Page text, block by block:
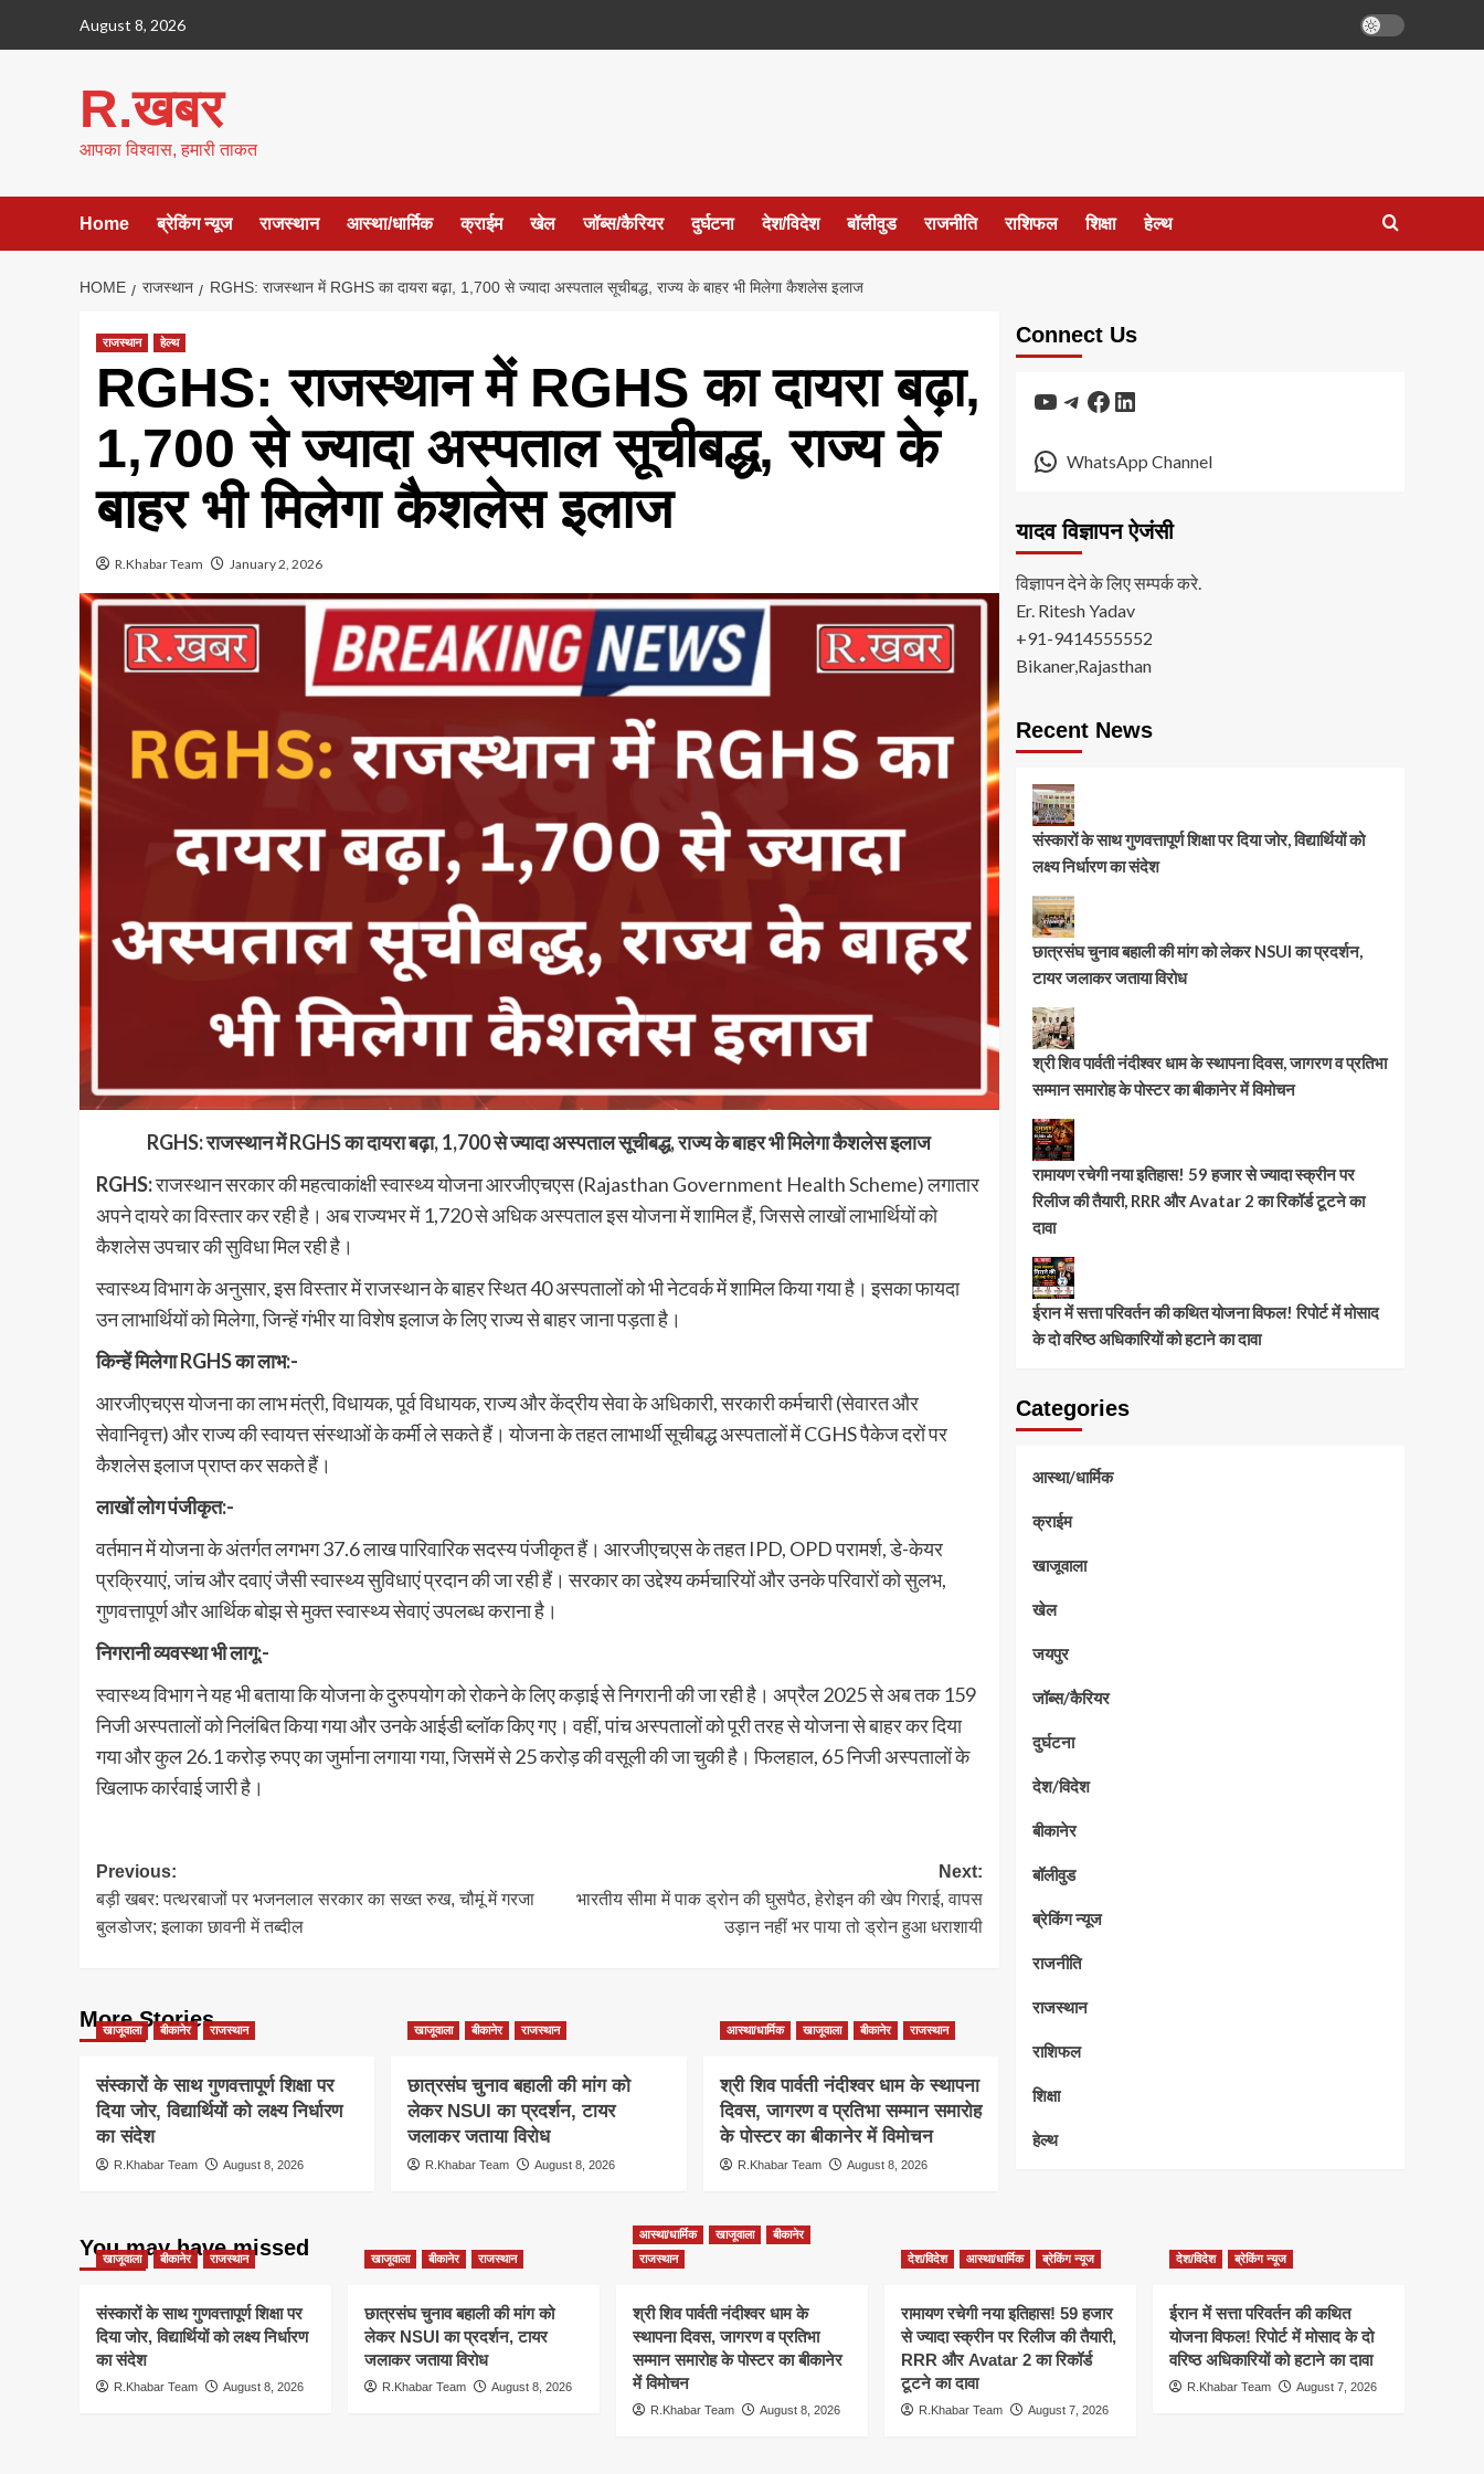
August 8, 2026
R.खबर
आपका विश्वास, हमारी ताकत
Home ब्रेकिंग न्यूज राजस्थान आस्था/धार्मिक क्राईम खेल जॉब्स/कैरियर दुर्घटना देश/विदेश बॉलीवुड राजनीति राशिफल शिक्षा हेल्थ
HOME राजस्थान RGHS: राजस्थान में RGHS का दायरा बढ़ा, 1,700 से ज्यादा अस्पताल सूचीबद्ध, राज्य के बाहर भी मिलेगा कैशलेस इलाज
राजस्थान हेल्थ
RGHS: राजस्थान में RGHS का दायरा बढ़ा,
1,700 से ज्यादा अस्पताल सूचीबद्ध, राज्य के
बाहर भी मिलेगा कैशलेस इलाज
R.Khabar Team January 2, 2026
RGHS: राजस्थान में RGHS का दायरा बढ़ा, 1,700 से ज्यादा अस्पताल सूचीबद्ध, राज्य के बाहर भी मिलेगा कैशलेस इलाज
RGHS:राजस्थान सरकार की महत्वाकांक्षी स्वास्थ्य योजना आरजीएचएस (Rajasthan Government Health Scheme) लगातार
अपने दायरे का विस्तार कर रही है। अब राज्यभर में 1,720 से अधिक अस्पताल इस योजना में शामिल हैं, जिससे लाखों लाभार्थियों को
कैशलेस उपचार की सुविधा मिल रही है।
स्वास्थ्य विभाग के अनुसार, इस विस्तार में राजस्थान के बाहर स्थित 40 अस्पतालों को भी नेटवर्क में शामिल किया गया है। इसका फायदा
उन लाभार्थियों को मिलेगा, जिन्हें गंभीर या विशेष इलाज के लिए राज्य से बाहर जाना पड़ता है।
किन्हें मिलेगा RGHS का लाभ:-
आरजीएचएस योजना का लाभ मंत्री, विधायक, पूर्व विधायक, राज्य और केंद्रीय सेवा के अधिकारी, सरकारी कर्मचारी (सेवारत और
सेवानिवृत्त) और राज्य की स्वायत्त संस्थाओं के कर्मी ले सकते हैं। योजना के तहत लाभार्थी सूचीबद्ध अस्पतालों में CGHS पैकेज दरों पर
कैशलेस इलाज प्राप्त कर सकते हैं।
लाखों लोग पंजीकृत:-
वर्तमान में योजना के अंतर्गत लगभग 37.6 लाख पारिवारिक सदस्य पंजीकृत हैं। आरजीएचएस के तहत IPD, OPD परामर्श, डे-केयर
प्रक्रियाएं, जांच और दवाएं जैसी स्वास्थ्य सुविधाएं प्रदान की जा रही हैं। सरकार का उद्देश्य कर्मचारियों और उनके परिवारों को सुलभ,
गुणवत्तापूर्ण और आर्थिक बोझ से मुक्त स्वास्थ्य सेवाएं उपलब्ध कराना है।
निगरानी व्यवस्था भी लागू:-
स्वास्थ्य विभाग ने यह भी बताया कि योजना के दुरुपयोग को रोकने के लिए कड़ाई से निगरानी की जा रही है। अप्रैल 2025 से अब तक 159
निजी अस्पतालों को निलंबित किया गया और उनके आईडी ब्लॉक किए गए। वहीं, पांच अस्पतालों को पूरी तरह से योजना से बाहर कर दिया
गया और कुल 26.1 करोड़ रुपए का जुर्माना लगाया गया, जिसमें से 25 करोड़ की वसूली की जा चुकी है। फिलहाल, 65 निजी अस्पतालों के
खिलाफ कार्रवाई जारी है।
Post
navigation
Previous:
बड़ी खबर: पत्थरबाजों पर भजनलाल सरकार का सख्त रुख, चौमूं में गरजा
बुलडोजर; इलाका छावनी में तब्दील
Next:
भारतीय सीमा में पाक ड्रोन की घुसपैठ, हेरोइन की खेप गिराई, वापस
उड़ान नहीं भर पाया तो ड्रोन हुआ धराशायी
More Stories
खाजूवाला बीकानेर राजस्थान
संस्कारों के साथ गुणवत्तापूर्ण शिक्षा पर
दिया जोर, विद्यार्थियों को लक्ष्य निर्धारण
का संदेश
R.Khabar Team August 8, 2026
खाजूवाला बीकानेर राजस्थान
छात्रसंघ चुनाव बहाली की मांग को
लेकर NSUI का प्रदर्शन, टायर
जलाकर जताया विरोध
R.Khabar Team August 8, 2026
आस्था/धार्मिक खाजूवाला बीकानेर राजस्थान
श्री शिव पार्वती नंदीश्वर धाम के स्थापना
दिवस, जागरण व प्रतिभा सम्मान समारोह
के पोस्टर का बीकानेर में विमोचन
R.Khabar Team August 8, 2026
Connect Us
YouTube
Telegram
Facebook
LinkedIn
WhatsApp Channel
यादव विज्ञापन ऐजंसी
विज्ञापन देने के लिए सम्पर्क करे.
Er. Ritesh Yadav
+91-9414555552
Bikaner,Rajasthan
Recent News
संस्कारों के साथ गुणवत्तापूर्ण शिक्षा पर दिया जोर, विद्यार्थियों को
लक्ष्य निर्धारण का संदेश
छात्रसंघ चुनाव बहाली की मांग को लेकर NSUI का प्रदर्शन,
टायर जलाकर जताया विरोध
श्री शिव पार्वती नंदीश्वर धाम के स्थापना दिवस, जागरण व प्रतिभा
सम्मान समारोह के पोस्टर का बीकानेर में विमोचन
रामायण रचेगी नया इतिहास! 59 हजार से ज्यादा स्क्रीन पर
रिलीज की तैयारी, RRR और Avatar 2 का रिकॉर्ड टूटने का
दावा
ईरान में सत्ता परिवर्तन की कथित योजना विफल! रिपोर्ट में मोसाद
के दो वरिष्ठ अधिकारियों को हटाने का दावा
Categories
आस्था/धार्मिक
क्राईम
खाजूवाला
खेल
जयपुर
जॉब्स/कैरियर
दुर्घटना
देश/विदेश
बीकानेर
बॉलीवुड
ब्रेकिंग न्यूज
राजनीति
राजस्थान
राशिफल
शिक्षा
हेल्थ
You may have missed
खाजूवाला बीकानेर राजस्थान
संस्कारों के साथ गुणवत्तापूर्ण शिक्षा पर
दिया जोर, विद्यार्थियों को लक्ष्य निर्धारण
का संदेश
R.Khabar Team August 8, 2026
खाजूवाला बीकानेर राजस्थान
छात्रसंघ चुनाव बहाली की मांग को
लेकर NSUI का प्रदर्शन, टायर
जलाकर जताया विरोध
R.Khabar Team August 8, 2026
आस्था/धार्मिक खाजूवाला
बीकानेर
राजस्थान
श्री शिव पार्वती नंदीश्वर धाम के
स्थापना दिवस, जागरण व प्रतिभा
सम्मान समारोह के पोस्टर का बीकानेर
में विमोचन
R.Khabar Team August 8, 2026
देश/विदेश आस्था/धार्मिक ब्रेकिंग न्यूज
रामायण रचेगी नया इतिहास! 59 हजार
से ज्यादा स्क्रीन पर रिलीज की तैयारी,
RRR और Avatar 2 का रिकॉर्ड
टूटने का दावा
R.Khabar Team August 7, 2026
देश/विदेश ब्रेकिंग न्यूज
ईरान में सत्ता परिवर्तन की कथित
योजना विफल! रिपोर्ट में मोसाद के दो
वरिष्ठ अधिकारियों को हटाने का दावा
R.Khabar Team August 7, 2026